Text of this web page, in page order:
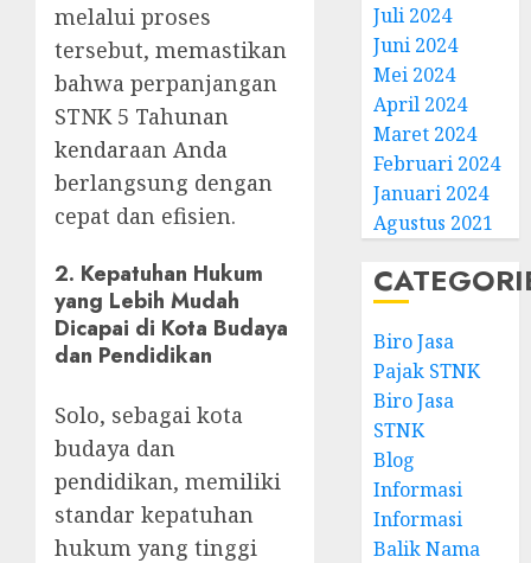
melalui proses
tersebut, memastikan
bahwa perpanjangan
STNK 5 Tahunan
kendaraan Anda
berlangsung dengan
cepat dan efisien.
2. Kepatuhan Hukum
yang Lebih Mudah
Dicapai di Kota Budaya
dan Pendidikan
Solo, sebagai kota
budaya dan
pendidikan, memiliki
standar kepatuhan
hukum yang tinggi
Juli 2024
Juni 2024
Mei 2024
April 2024
Maret 2024
Februari 2024
Januari 2024
Agustus 2021
Biro Jasa
Pajak STNK
Biro Jasa
STNK
Blog
Informasi
Informasi
Balik Nama